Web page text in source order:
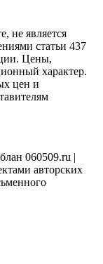
не является
статьи 437
Цены,
характер.
цен и
060509.ru |
авторских